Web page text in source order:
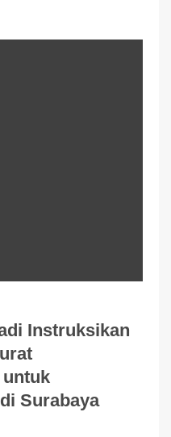
Instruksikan
untuk
Surabaya